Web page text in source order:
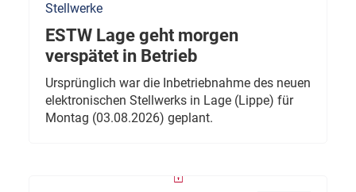
Stellwerke
ESTW Lage geht morgen
verspätet in Betrieb
Ursprünglich war die Inbetriebnahme des neuen
elektronischen Stellwerks in Lage (Lippe) für
Montag (03.08.2026) geplant.